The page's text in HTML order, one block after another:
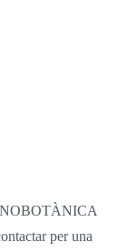
per una